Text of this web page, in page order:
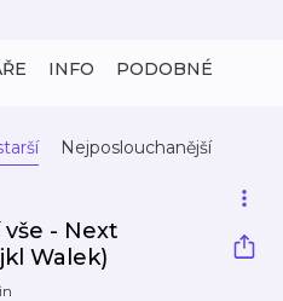
INFO PODOBNÉ
Nejposlouchanější
vše - Next
Walek)